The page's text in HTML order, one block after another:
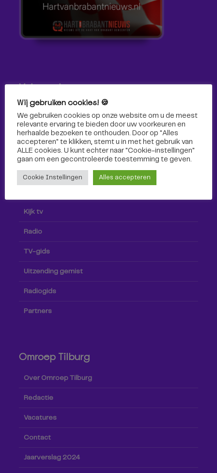
Volg ons!
Volg Omroep Tilburg niet alleen hier, maar ook via social
media!
Kijk tv
Radio
TV-gids
Uitzending gemist
Radiogids
Partners
Omroep Tilburg
Over Omroep Tilburg
Redactie
Vacatures
Contact
Jaarverslag 2024
Wij gebruiken cookies! 🍪
We gebruiken cookies op onze website om u de meest
relevante ervaring te bieden door uw voorkeuren en
herhaalde bezoeken te onthouden. Door op "Alles
accepteren" te klikken, stemt u in met het gebruik van
ALLE cookies. U kunt echter naar "Cookie-instellingen"
gaan om een ​​gecontroleerde toestemming te geven.
Cookie Instellingen Alles accepteren